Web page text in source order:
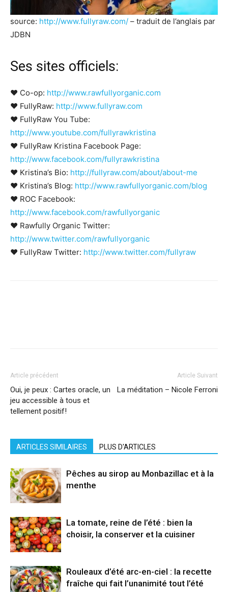
source: http://www.fullyraw.com/ – traduit de l’anglais par
JDBN
Ses sites officiels:
❤ Co-op: http://www.rawfullyorganic.com
❤ FullyRaw: http://www.fullyraw.com
❤ FullyRaw You Tube:
http://www.youtube.com/fullyrawkristina
❤ FullyRaw Kristina Facebook Page:
http://www.facebook.com/fullyrawkristina
❤ Kristina’s Bio: http://fullyraw.com/about/about-me
❤ Kristina’s Blog: http://www.rawfullyorganic.com/blog
❤ ROC Facebook:
http://www.facebook.com/rawfullyorganic
❤ Rawfully Organic Twitter:
http://www.twitter.com/rawfullyorganic
❤ FullyRaw Twitter: http://www.twitter.com/fullyraw
Article précédent
Oui, je peux : Cartes oracle, un
jeu accessible à tous et
tellement positif!
Article Suivant
La méditation – Nicole Ferroni
ARTICLES SIMILAIRES PLUS D'ARTICLES
Pêches au sirop au Monbazillac et à la
menthe
La tomate, reine de l’été : bien la
choisir, la conserver et la cuisiner
Rouleaux d’été arc-en-ciel : la recette
fraîche qui fait l’unanimité tout l’été